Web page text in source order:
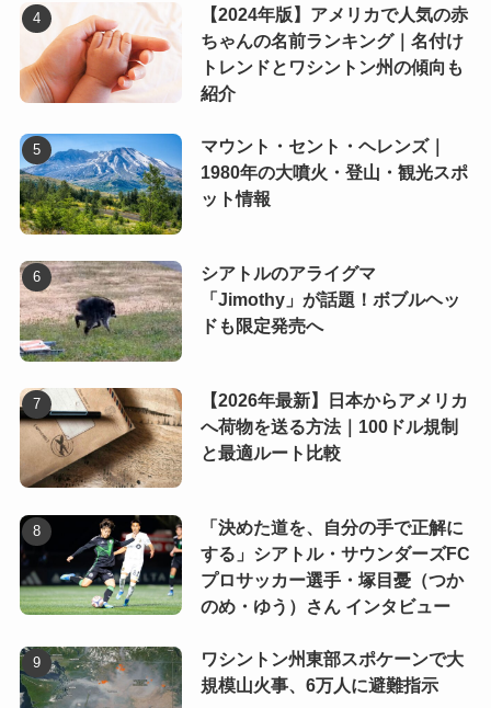
【2024年版】アメリカで人気の赤
ちゃんの名前ランキング｜名付け
トレンドとワシントン州の傾向も
紹介
マウント・セント・ヘレンズ｜
1980年の大噴火・登山・観光スポ
ット情報
シアトルのアライグマ
「Jimothy」が話題！ボブルヘッ
ドも限定発売へ
【2026年最新】日本からアメリカ
へ荷物を送る方法｜100ドル規制
と最適ルート比較
「決めた道を、自分の手で正解に
する」シアトル・サウンダーズFC
プロサッカー選手・塚目憂（つか
のめ・ゆう）さん インタビュー
ワシントン州東部スポケーンで大
規模山火事、6万人に避難指示